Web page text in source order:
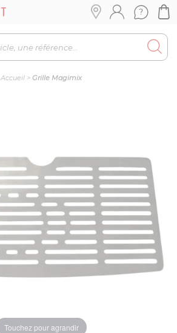
Accueil > Grille Magimix
Touchez pour agrandir